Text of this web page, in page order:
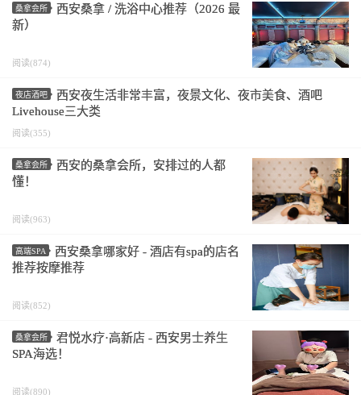
桑拿会所
西安桑拿 / 洗浴中心推荐（2026 最
新）
阅读(874)
夜店酒吧
西安夜生活非常丰富，夜景文化、夜市美食、酒吧
Livehouse三大类
阅读(355)
桑拿会所
西安的桑拿会所，安排过的人都
懂！
阅读(963)
高端SPA
西安桑拿哪家好 - 酒店有spa的店名
推荐按摩推荐
阅读(852)
桑拿会所
君悦水疗·高新店 - 西安男士养生
SPA海选！
阅读(890)